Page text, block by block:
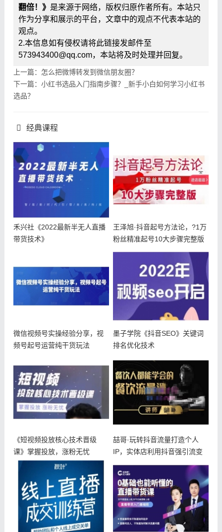
翻倍！》 是来源于网络，版权归原作者所有。本站只
作为分享和展示的平台，文章中的观点不代表本站的
观点。
2.本信息如有侵权请将此链接发邮件至
573943400@qq.com，本站将及时处理并回复。
上一篇：怎么把微博转发到微信朋友圈？
下一篇：小红书选品入门指南步骤？_新手小白如何学习小红书
选品？
经典课程
禾兴社《2022最新半无人直播
带货技术》
王泽旭·抖音起号方法论，?1万
粉丝精准起号10大步骤完整版
微信视频号实操经验分享，视
频号起号运营纯干货玩法
墨子学院《抖音SEO》关键词
排名优化技术
《短视频投放核心技术晋级
课》掌握投放，涨粉无忧
喆哥·玩转抖音流量打造个人
IP，实体店利用抖音强引流变
现，打